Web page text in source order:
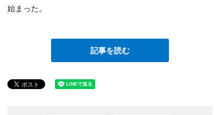
始まった。
記事を読む